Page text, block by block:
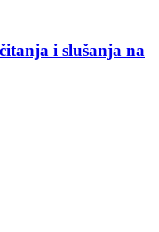
i slušanja na